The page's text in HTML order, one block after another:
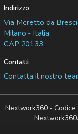
Indirizzo
Via Moretto da
Milano - Italia
CAP 20133
Contatti
Contatta il nostro
Nextwork360 -
Nextwork360.